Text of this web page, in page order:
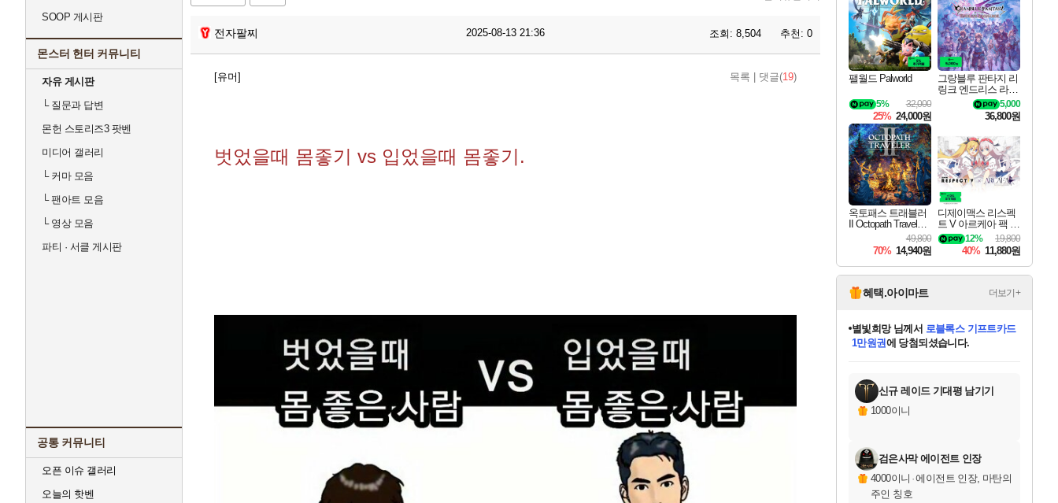
SOOP 게시판
몬스터 헌터 커뮤니티
자유 게시판
└질문과 답변
몬헌 스토리즈3 팟벤
미디어 갤러리
└커마 모음
└팬아트 모음
└영상 모음
파티 · 서클 게시판
공통 커뮤니티
오픈 이슈 갤러리
오늘의 핫벤
전자팔찌 2025-08-13 21:36 조회: 8,504 추천: 0
[유머] 목록 댓글(19)
벗었을때 몸좋기 vs 입었을때 몸좋기.
팰월드 Palworld
32,000
5%
25% 24,000원
그랑블루 판타지 리
링크 엔드리스 라그
나로크 업그레이드
킷 Granblue Fantasy
Relink Endless Ragn
C
5,000
36,800원
옥토패스 트래블러
II Octopath Traveler I
49,800
70% 14,940원
디제이맥스 리스펙
트 V 아르케아 팩 D
JMAX RESPECT V
Arcaea Pack DLC
19,800
12%
40% 11,880원
혜택.아이마트 더보기+
교환.
당첨되셨습니다.
당첨되셨습니다.
당첨되셨습니다.
별빛희망님께서 로블록스 기프트카드
1만원권에 당첨되셨습니다.
당첨되셨습니다.
당첨되셨습니다.
당첨되셨습니다.
당첨되셨습니다.
에디션 (스팀코드)를 교환.
당첨되셨습니다.
신규 레이드 기대평 남기기
1000이니
검은사막 에이전트 인장
4000이니 ·에이전트 인장, 마탄의
주인 칭호